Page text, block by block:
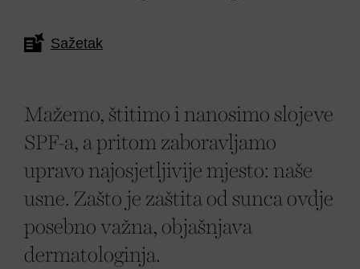
Sažetak
Mažemo, štitimo i nanosimo slojeve
SPF-a, a pritom zaboravljamo
upravo najosjetljivije mjesto: naše
usne. Zašto je zaštita od sunca ovdje
posebno važna, objašnjava
dermatologinja.